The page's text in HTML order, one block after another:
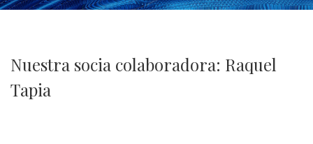
Nuestra socia colaboradora: Raquel
Tapia